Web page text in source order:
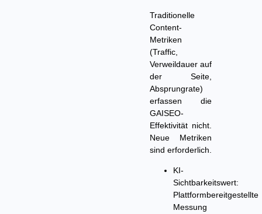
Traditionelle
Content-
Metriken
(Traffic,
Verweildauer auf
der Seite,
Absprungrate)
erfassen die
GAISEO-
Effektivität nicht.
Neue Metriken
sind erforderlich.
KI-
Sichtbarkeitswert:
Plattformbereitgestellte
Messung